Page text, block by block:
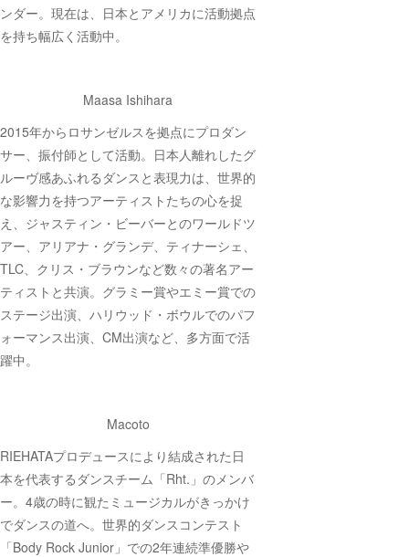
ンダー。現在は、日本とアメリカに活動拠点
を持ち幅広く活動中。
Maasa Ishihara
2015年からロサンゼルスを拠点にプロダン
サー、振付師として活動。日本人離れしたグ
ルーヴ感あふれるダンスと表現力は、世界的
な影響力を持つアーティストたちの心を捉
え、ジャスティン・ビーバーとのワールドツ
アー、アリアナ・グランデ、ティナーシェ、
TLC、クリス・ブラウンなど数々の著名アー
ティストと共演。グラミー賞やエミー賞での
ステージ出演、ハリウッド・ボウルでのパフ
ォーマンス出演、CM出演など、多方面で活
躍中。
Macoto
RIEHATAプロデュースにより結成された日
本を代表するダンスチーム「Rht.」のメンバ
ー。4歳の時に観たミュージカルがきっかけ
でダンスの道へ。世界的ダンスコンテスト
「Body Rock Junior」での2年連続準優勝や